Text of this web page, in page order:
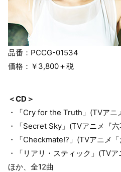
品番：PCCG-01534
価格：￥3,800＋税
＜CD＞
・「Cry for the Truth」(TVアニ
・「Secret Sky」(TVアニメ『
・「Checkmate!?」(TVアニメ
・「リアリ・スティック」(TV
ほか、全12曲